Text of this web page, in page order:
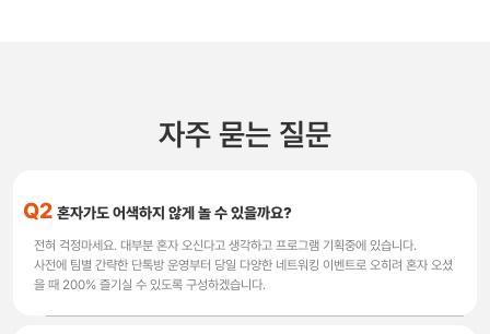
자주 묻는 질문
Q2 혼자가도 어색하지 않게 놀 수 있을까요?
전혀 걱정마세요. 대부분 혼자 오신다고 생각하고 프로그램 기획중에 있습니다.
사전에 팀별 간략한 단톡방 운영부터 당일 다양한 네트워킹 이벤트로 오히려 혼자 오셨
을 때 200% 즐기실 수 있도록 구성하겠습니다.